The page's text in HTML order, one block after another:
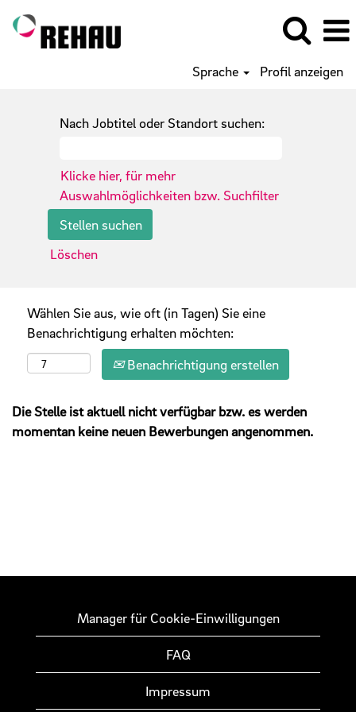
Sprache Profil anzeigen
Nach Jobtitel oder Standort suchen:
Klicke hier, für mehr
Auswahlmöglichkeiten bzw. Suchfilter
Löschen
Wählen Sie aus, wie oft (in Tagen) Sie eine
Benachrichtigung erhalten möchten:
Benachrichtigung erstellen
Die Stelle ist aktuell nicht verfügbar bzw. es werden
momentan keine neuen Bewerbungen angenommen.
Manager für Cookie-Einwilligungen
FAQ
Impressum